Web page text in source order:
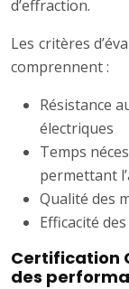
d’effraction.
Les critères
comprennent :
Résistance
électriques
Temps
permettant
Qualité des
Efficacité
Certification
des